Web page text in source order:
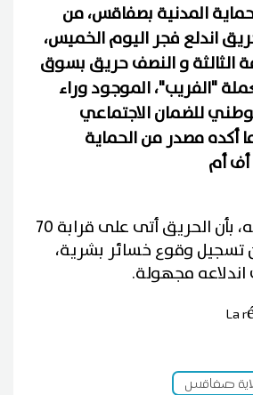
المدنية بصفاقس، من
اندلع فجر اليوم الخميس،
الثالثة و النصف حريق بسوق
"الفريب"، الموجود وراء
للضمان الاجتماعي
مصدر من الحماية
أف أم
وأوضح المصدر ذاته، بأن الحريق أتى على قرابة 70
تسجيل وقوع خسائر بشرية،
اندلاعه مجهولة.
La
صفاقس